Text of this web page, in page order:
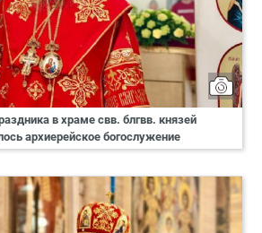
в храме свв. блгвв. князей
архиерейское богослужение